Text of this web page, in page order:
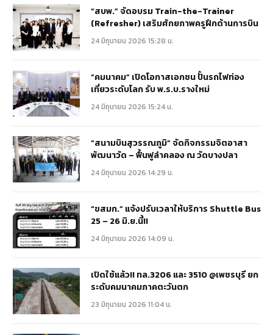
“สบพ.” จัดอบรม Train-the-Trainer
(Refresher) เสริมศักยภาพครูฝึกด้านการบิน
24 มิถุนายน 2026 15:28 น.
“คมนาคม” เปิดโอกาสเอกชน ปั้นรถไฟท่อง
เที่ยวระดับโลก รับ พ.ร.บ.รางใหม่
24 มิถุนายน 2026 15:24 น.
“สนามบินสุวรรณภูมิ” จัดกิจกรรมจิตอาสา
พัฒนาวัด – ฟื้นฟูลำคลอง ณ วัดบางปลา
24 มิถุนายน 2026 14:29 น.
“ขสมก.” แจ้งปรับเวลาให้บริการ Shuttle Bus
25 – 26 มิ.ย.นี้!!
24 มิถุนายน 2026 14:09 น.
เปิดใช้แล้ว!! ทล.3206 และ 3510 @เพชรบุรี ยก
ระดับคมนาคมภาคตะวันตก
23 มิถุนายน 2026 11:04 น.